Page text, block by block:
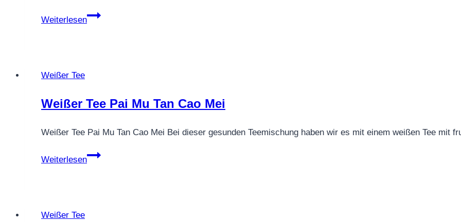
Weiterlesen
Weißer
Weißer Tee
Weißer Tee Pai Mu Tan Cao Mei
Weißer Tee Pai Mu Tan Cao Mei Bei dieser gesunden Teemischung haben wir es mit einem weißen Tee
Weiterlesen
Weißer
Weißer Tee